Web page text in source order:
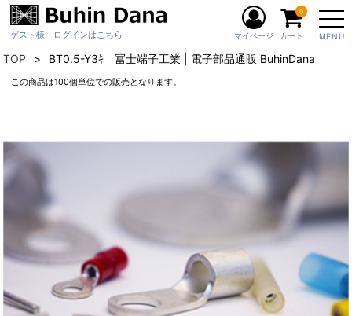
ゲスト様 ログインはこちら MENU
マイページ カート
0
TOP BT0.5-Y3ｷ 冨士端子工業 | 電子部品通販 BuhinDana
この商品は100個単位での販売となります。